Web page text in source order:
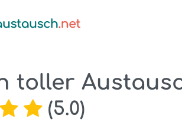
toller
(5.0)